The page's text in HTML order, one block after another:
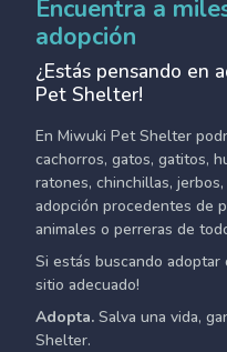
Encuentra a
adopción
¿Estás pensando en
Pet Shelter!
En Miwuki Pet Shelter
cachorros, gatos, gatitos,
ratones, chinchillas,
adopción procedentes de
animales o perreras de
Si estás buscando adoptar
sitio adecuado!
Adopta. Salva una vida,
Shelter.